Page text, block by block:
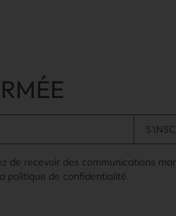
de recevoir des communications
politique de confidentialité.